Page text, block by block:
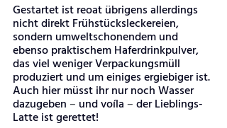
Gestartet ist reoat übrigens allerdings
nicht direkt Frühstücksleckereien,
sondern umweltschonendem und
ebenso praktischem Haferdrinkpulver,
das viel weniger Verpackungsmüll
produziert und um einiges ergiebiger ist.
Auch hier müsst ihr nur noch Wasser
dazugeben – und voíla – der Lieblings-
Latte ist gerettet!